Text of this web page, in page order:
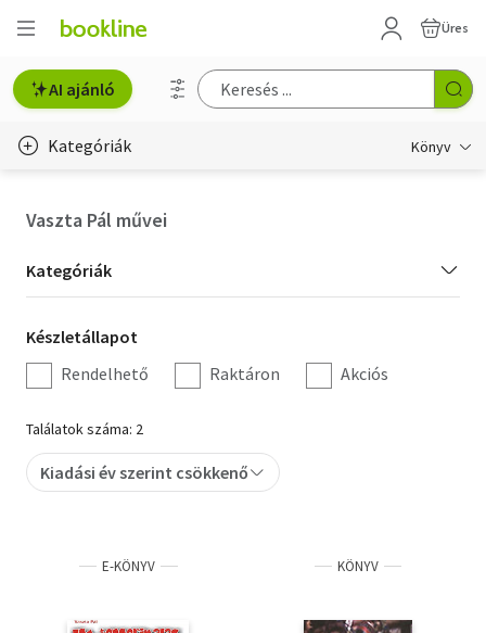
Üres
AI ajánló
Kategóriák Könyv
Hobbi, szabadidő
Irodalom
Művészet
Szakkönyv
Tankönyv, segédkönyv
Társadalomtudomány
Vaszta Pál művei
Kategória
szűrés
Kategóriák
Készletállapot
szűrés
Készletállapot
Rendelhető
Raktáron Akciós
Találatok száma: 2
Kiadási év szerint csökkenő
E-KÖNYV KÖNYV